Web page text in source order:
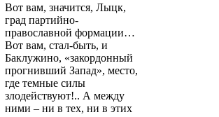
Вот вам, значится, Лыцк,
град партийно-
православной формации…
Вот вам, стал-быть, и
Баклужино, «закордонный
прогнивший Запад», место,
где темные силы
злодействуют!.. А между
ними – ни в тех, ни в этих